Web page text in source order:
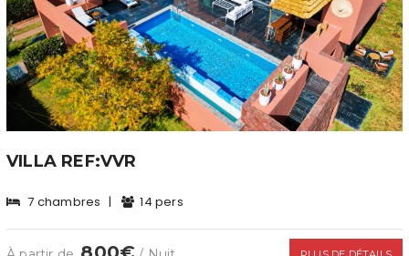
VILLA REF:VVR
7 chambres | 14 pers